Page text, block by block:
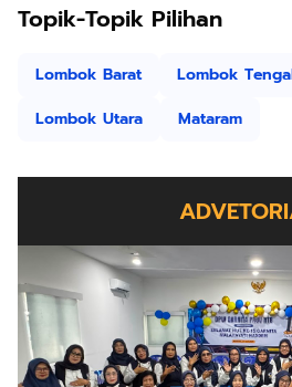
Topik-Topik Pilihan
Lombok Barat Lombok
Lombok Utara
Mataram